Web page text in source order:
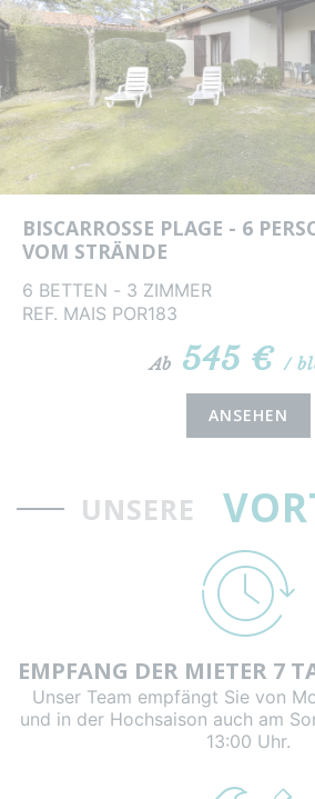
BISCARROSSE PLAGE - 6
VOM STRÄNDE
6 BETTEN - 3 ZIMMER
REF. MAIS POR183
Ab 545 €/
ANSEHEN
UNSERE
EMPFANG DER MIETER 7
Unser Team empfängt Sie von
und in der Hochsaison auch am
13:00 Uhr.